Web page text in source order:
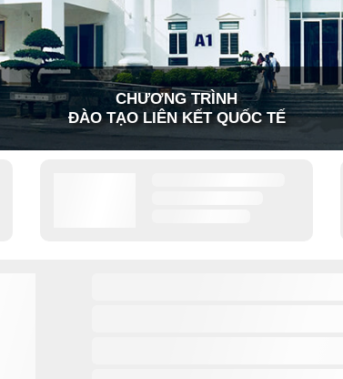
CHƯƠNG TRÌNH
ĐÀO TẠO LIÊN KẾT QUỐC TẾ